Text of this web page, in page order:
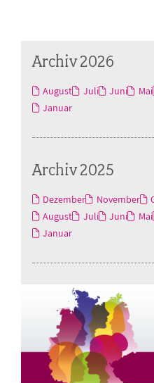
Archiv 2026
August Juli Juni Mai
Januar
Archiv 2025
Dezember November
August
Juli Juni Mai
Januar